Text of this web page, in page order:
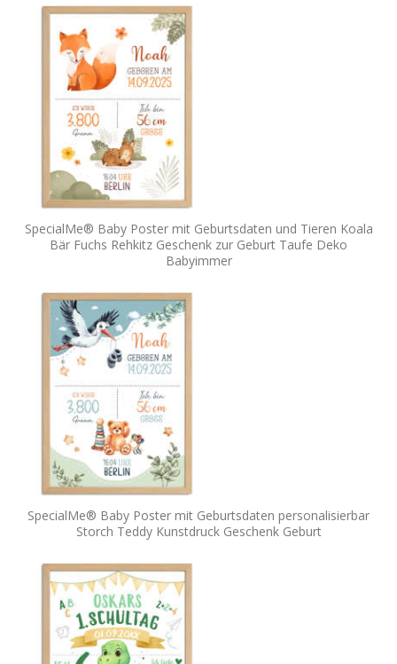
SpecialMe® Baby Poster mit Geburtsdaten und Tieren Koala
Bär Fuchs Rehkitz Geschenk zur Geburt Taufe Deko
Babyimmer
SpecialMe® Baby Poster mit Geburtsdaten personalisierbar
Storch Teddy Kunstdruck Geschenk Geburt